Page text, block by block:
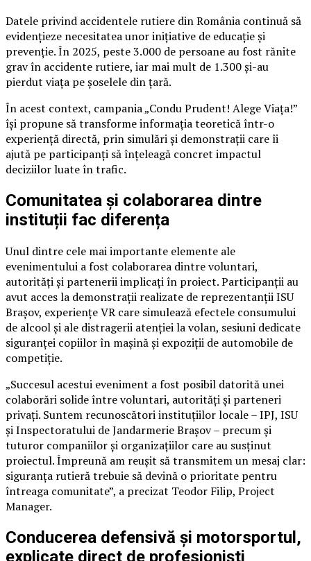
Datele privind accidentele rutiere din România continuă să
evidențieze necesitatea unor inițiative de educație și
prevenție. În 2025, peste 3.000 de persoane au fost rănite
grav în accidente rutiere, iar mai mult de 1.300 și-au
pierdut viața pe șoselele din țară.
În acest context, campania „Condu Prudent! Alege Viața!”
își propune să transforme informația teoretică într-o
experiență directă, prin simulări și demonstrații care îi
ajută pe participanți să înțeleagă concret impactul
deciziilor luate în trafic.
Comunitatea și colaborarea dintre
instituții fac diferența
Unul dintre cele mai importante elemente ale
evenimentului a fost colaborarea dintre voluntari,
autorități și partenerii implicați în proiect. Participanții au
avut acces la demonstrații realizate de reprezentanții ISU
Brașov, experiențe VR care simulează efectele consumului
de alcool și ale distragerii atenției la volan, sesiuni dedicate
siguranței copiilor în mașină și expoziții de automobile de
competiție.
„Succesul acestui eveniment a fost posibil datorită unei
colaborări solide între voluntari, autorități și parteneri
privați. Suntem recunoscători instituțiilor locale – IPJ, ISU
și Inspectoratului de Jandarmerie Brașov – precum și
tuturor companiilor și organizațiilor care au susținut
proiectul. Împreună am reușit să transmitem un mesaj clar:
siguranța rutieră trebuie să devină o prioritate pentru
întreaga comunitate”, a precizat Teodor Filip, Project
Manager.
Conducerea defensivă și motorsportul,
explicate direct de profesioniști